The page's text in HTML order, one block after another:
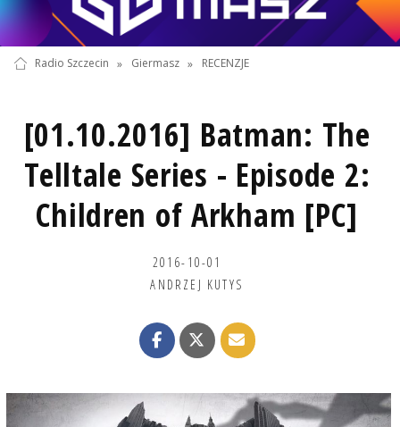
Radio Szczecin » Giermasz » RECENZJE
[01.10.2016] Batman: The
Telltale Series - Episode 2:
Children of Arkham [PC]
2016-10-01
ANDRZEJ KUTYS